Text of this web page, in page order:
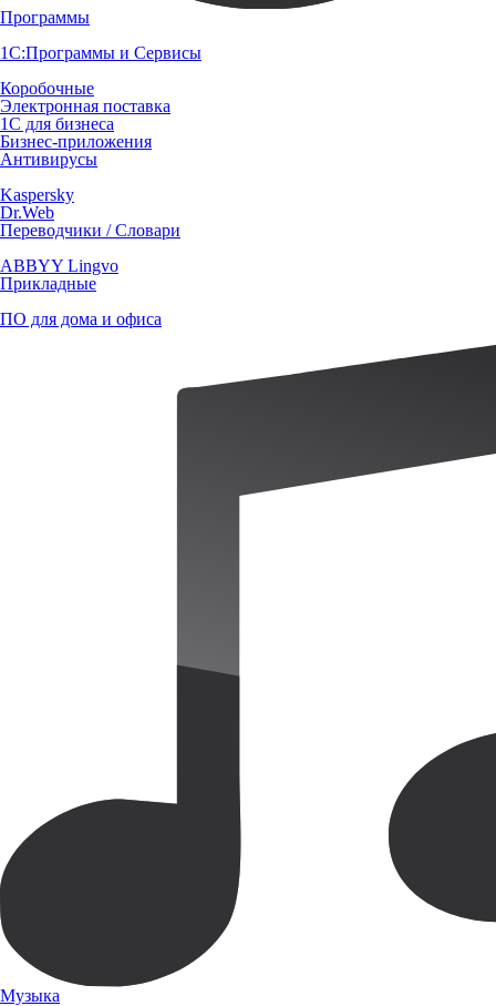
Программы
1С:Программы и Сервисы
Коробочные
Электронная поставка
1С для бизнеса
Бизнес-приложения
Антивирусы
Kaspersky
Dr.Web
Переводчики / Словари
ABBYY Lingvo
Прикладные
ПО для дома и офиса
Музыка